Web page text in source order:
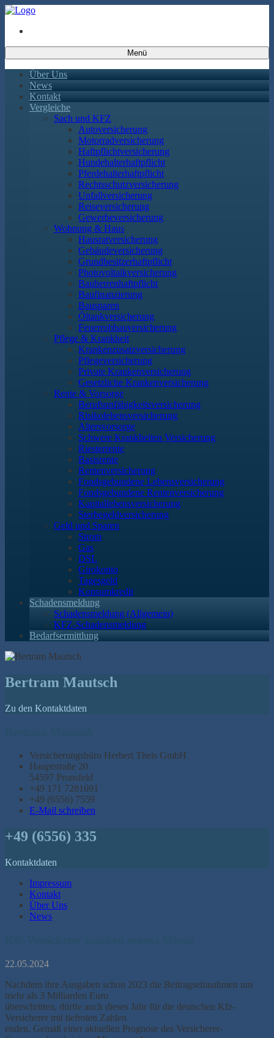
Menü
Über Uns
News
Kontakt
Vergleiche
Sach und KFZ
Autoversicherung
Motorradversicherung
Haftpflichtversicherung
Hundehalterhaftpflicht
Pferdehalterhaftpflicht
Rechtsschutzversicherung
Unfallversicherung
Reiseversicherung
Gewerbeversicherung
Wohnung & Haus
Hausratversicherung
Gebäudeversicherung
Grundbesitzerhaftpflicht
Photovoltaikversicherung
Bauherrenhaftpflicht
Baufinanzierung
Bausparen
Öltankversicherung
Feuerrohbauversicherung
Pflege & Krankheit
Krankenzusatzversicherung
Pflegeversicherung
Private Krankenversicherung
Gesetzliche Krankenversicherung
Rente & Vorsorge
Berufs­unfähigkeitsversicherung
Risikolebensversicherung
Altersvorsorge
Schwere Krankheiten Versicherung
Riesterrente
Basisrente
Rentenversicherung
Fondsgebundene Lebensversicherung
Fondsgebundene Rentenversicherung
Kapitallebensversicherung
Sterbegeldversicherung
Geld und Sparen
Strom
Gas
DSL
Girokonto
Tagesgeld
Konsumkredit
Schadensmeldung
Schadensmeldung (Allgemein)
KFZ-Schadensmeldung
Bedarfsermittlung
Bertram Mautsch
Zu den Kontaktdaten
Versicherungsbüro Herbert Theis GmbH
Hauptstraße 20
54597 Pronsfeld
+49 171 7281691
+49 (6556) 7559
E-Mail schreiben
+49 (6556) 335
Kontaktdaten
Impressum
Kontakt
Über Uns
News
22.05.2024
Nachdem ihre Ausgaben schon 2023 die Beitragseinnahmen um
mehr als 3 Milliarden Euro
überschritten, dürfte auch dieses Jahr für die deutschen Kfz-
Versicherer mit tiefroten Zahlen
enden. Gemäß einer aktuellen Prognose des Versicherer-